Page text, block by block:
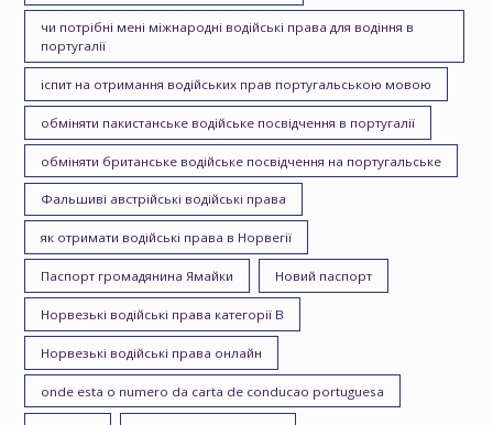
чи потрібні мені міжнародні водійські права для водіння в
португалії
іспит на отримання водійських прав португальською мовою
обміняти пакистанське водійське посвідчення в португалії
обміняти британське водійське посвідчення на португальське
Фальшиві австрійські водійські права
як отримати водійські права в Норвегії
Паспорт громадянина Ямайки Новий паспорт
Норвезькі водійські права категорії B
Норвезькі водійські права онлайн
onde esta o numero da carta de conducao portuguesa